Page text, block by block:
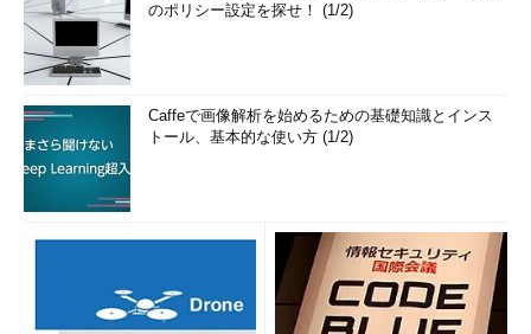
のポリシー設定を探せ！ (1/2)
Caffeで画像解析を始めるための基礎知識とインス
トール、基本的な使い方 (1/2)